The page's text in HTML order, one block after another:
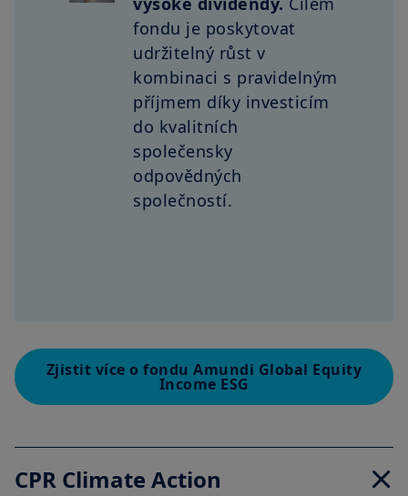
fondu je poskytovat
udržitelný růst v
kombinaci s pravidelným
příjmem díky investicím
do kvalitních
společensky
odpovědných
společností.
Zjistit více o fondu Amundi Global Equity
Income ESG
CPR Climate Action